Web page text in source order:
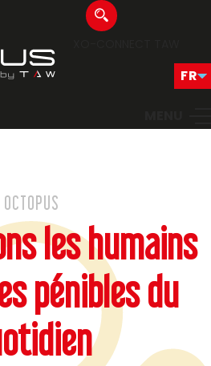
OCTOPUS
les humains
pénibles du